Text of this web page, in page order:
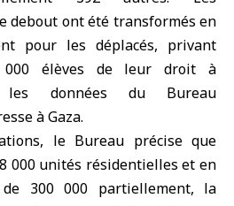
debout ont été transformés en
pour les déplacés, privant
élèves de leur droit à
les données du Bureau
à Gaza.
le Bureau précise que
000 unités résidentielles et en
300 000 partiellement, la